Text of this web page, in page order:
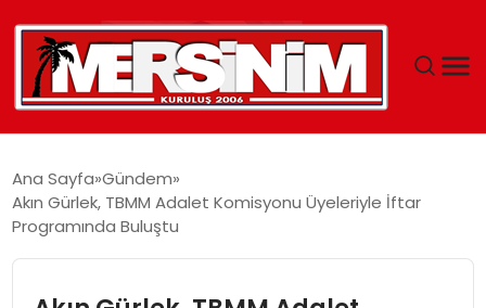
Ana Sayfa Gündem
Akın Gürlek, TBMM Adalet Komisyonu Üyeleriyle İftar
Programında Buluştu